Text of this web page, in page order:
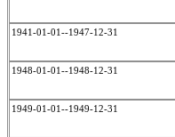
1941-01-01--1947-12-31
1948-01-01--1948-12-31
1949-01-01--1949-12-31